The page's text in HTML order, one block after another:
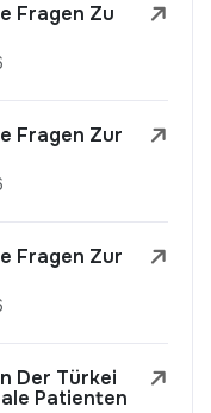
Fragen Zu
Fragen Zur
Fragen Zur
Der Türkei
Patienten